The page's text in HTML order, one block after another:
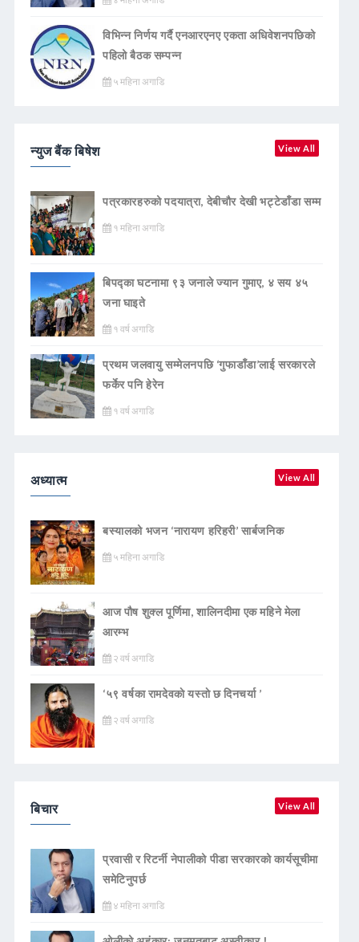
विभिन्न निर्णय गर्दै एनआरएनए एकता अधिवेशनपछिको
पहिलो बैठक सम्पन्न
५ महिना अगाडि
न्युज बैंक बिषेश View All
पत्रकारहरुको पदयात्रा, देबीचौर देखी भट्टेडाँडा सम्म
१ महिना अगाडि
बिपद्का घटनामा ९३ जनाले ज्यान गुमाए, ४ सय ४५
जना घाइते
१ वर्ष अगाडि
प्रथम जलवायु सम्मेलनपछि ‘गुफाडाँडा’लाई सरकारले
फर्केर पनि हेरेन
१ वर्ष अगाडि
अध्यात्म View All
बस्यालको भजन ‘नारायण हरिहरी’ सार्बजनिक
५ महिना अगाडि
आज पौष शुक्ल पूर्णिमा, शालिनदीमा एक महिने मेला
आरम्भ
२ वर्ष अगाडि
‘५९ वर्षका रामदेवकाे यस्ताे छ दिनचर्या ’
२ वर्ष अगाडि
बिचार View All
प्रवासी र रिटर्नी नेपालीको पीडा सरकारको कार्यसूचीमा
समेटिनुपर्छ
४ महिना अगाडि